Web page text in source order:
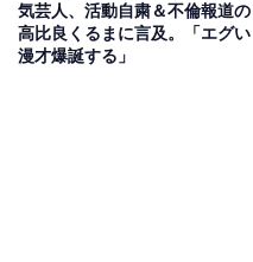
気芸人、活動自粛＆不倫報道の
高比良くるまに言及。「エグい
漫才爆誕する」